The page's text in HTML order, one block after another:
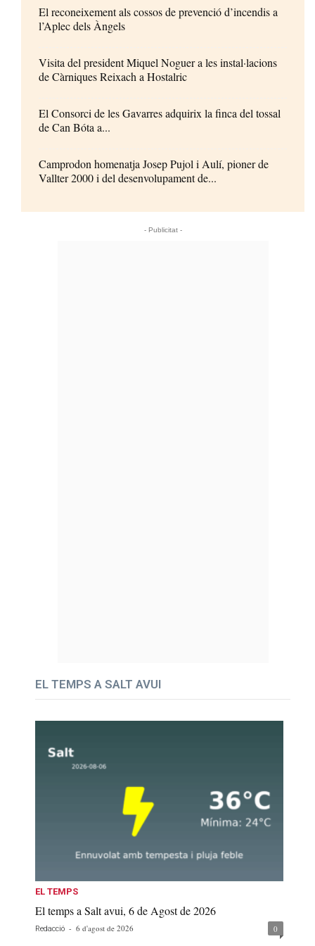
El reconeixement als cossos de prevenció d’incendis a
l’Aplec dels Àngels
Visita del president Miquel Noguer a les instal·lacions
de Càrniques Reixach a Hostalric
El Consorci de les Gavarres adquirix la finca del tossal
de Can Bóta a...
Camprodon homenatja Josep Pujol i Aulí, pioner de
Vallter 2000 i del desenvolupament de...
- Publicitat -
EL TEMPS A SALT AVUI
EL TEMPS
El temps a Salt avui, 6 de Agost de 2026
Redacció - 6 d'agost de 2026 0